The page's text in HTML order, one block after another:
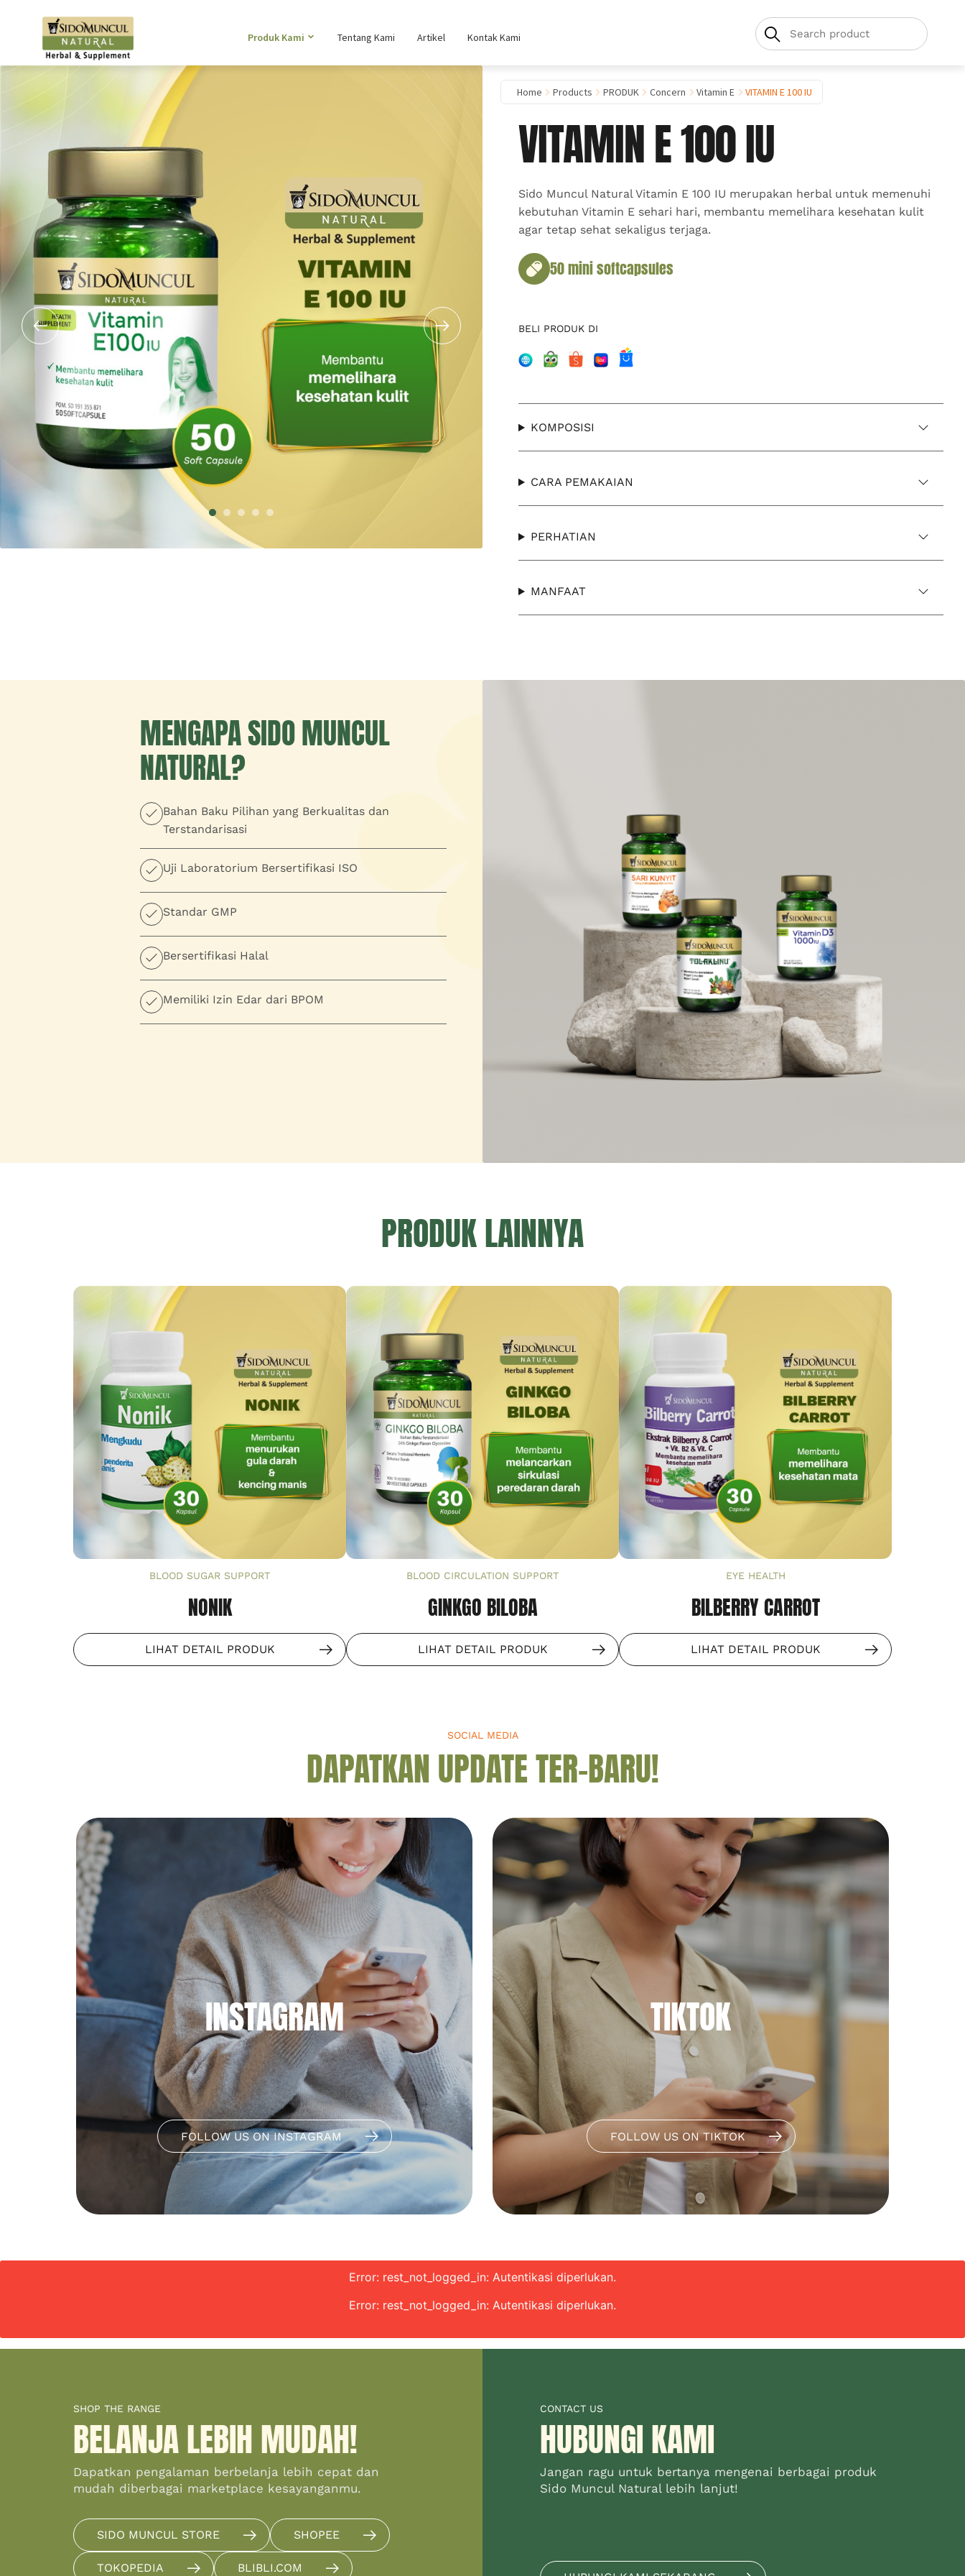
Produk Kami Tentang Kami Artikel Kontak Kami
1 2 3 4 5
Home Products PRODUK Concern Vitamin E VITAMIN E 100 IU
VITAMIN E 100 IU
Sido Muncul Natural Vitamin E 100 IU merupakan herbal untuk memenuhi
kebutuhan Vitamin E sehari hari, membantu memelihara kesehatan kulit
agar tetap sehat sekaligus terjaga.
50 mini softcapsules
BELI PRODUK DI
KOMPOSISI
CARA PEMAKAIAN
PERHATIAN
MANFAAT
MENGAPA SIDO MUNCUL
NATURAL?
Bahan Baku Pilihan yang Berkualitas dan
Terstandarisasi
Uji Laboratorium Bersertifikasi ISO
Standar GMP
Bersertifikasi Halal
Memiliki Izin Edar dari BPOM
PRODUK LAINNYA
BLOOD SUGAR SUPPORT
NONIK
LIHAT DETAIL PRODUK
BLOOD CIRCULATION SUPPORT
GINKGO BILOBA
LIHAT DETAIL PRODUK
EYE HEALTH
BILBERRY CARROT
LIHAT DETAIL PRODUK
SOCIAL MEDIA
DAPATKAN UPDATE TER-BARU!
INSTAGRAM
FOLLOW US ON INSTAGRAM
TIKTOK
FOLLOW US ON TIKTOK
Error: rest_not_logged_in: Autentikasi diperlukan.
Error: rest_not_logged_in: Autentikasi diperlukan.
SHOP THE RANGE
BELANJA LEBIH MUDAH!
Dapatkan pengalaman berbelanja lebih cepat dan
mudah diberbagai marketplace kesayanganmu.
SIDO MUNCUL STORE SHOPEE
TOKOPEDIA BLIBLI.COM
CONTACT US
HUBUNGI KAMI
Jangan ragu untuk bertanya mengenai berbagai produk
Sido Muncul Natural lebih lanjut!